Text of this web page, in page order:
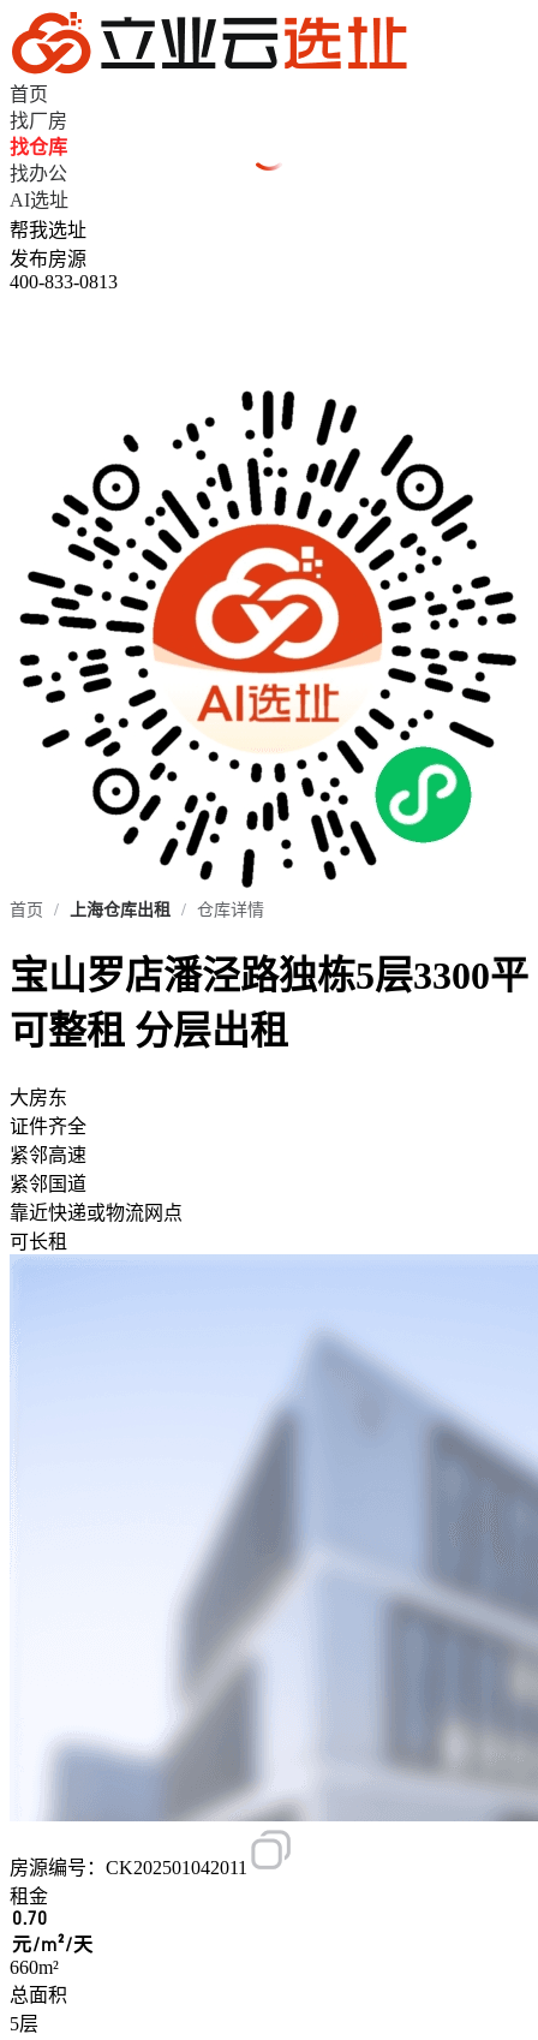
首页
找厂房
找仓库
找办公
AI选址
帮我选址
发布房源
400-833-0813
首页 / 上海仓库出租 / 仓库详情
宝山罗店潘泾路独栋5层3300平
可整租 分层出租
大房东
证件齐全
紧邻高速
紧邻国道
靠近快递或物流网点
可长租
房源编号：CK202501042011
租金
0.70
元/m²/天
660m²
总面积
5层